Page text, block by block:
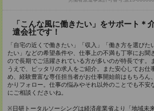
「こんな風に働きたい」をサポート＊
遣会社です！
「自宅の近くで働きたい」「収入」「働き方を選びた
たい」などの希望条件や、仕事上の不満も丁寧にお聞
ので長期でご活躍されている方が多いのが特長です。
うえで、ピッタリの求人をご紹介。また安心してお仕
め、経験豊富な専任担当者がお仕事開始前はもちろん
かりフォロー。仕事の悩みやそれ以外のことでも不安
にご相談くださいね。
※日研トータルソーシングは経済産業省より「地域未